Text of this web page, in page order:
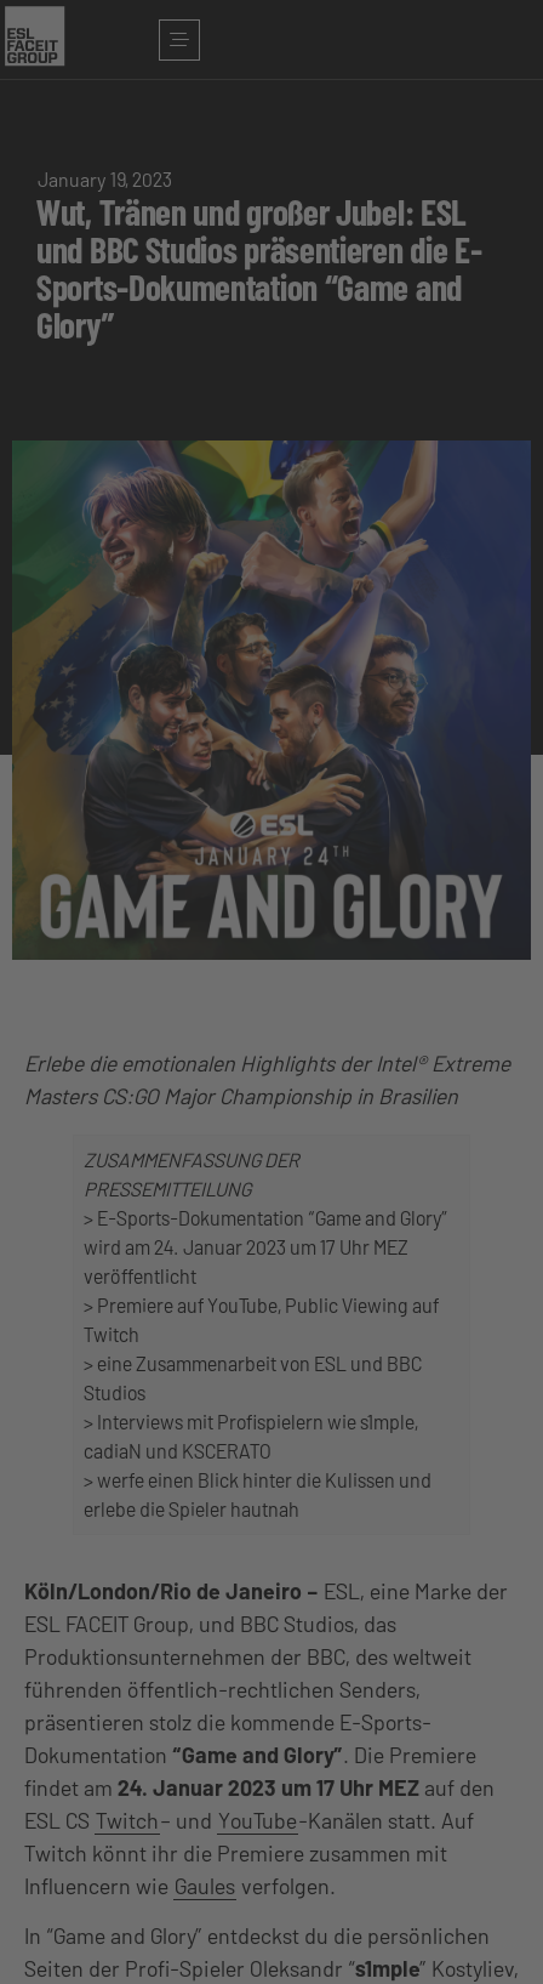
January 19, 2023
Wut, Tränen und großer Jubel: ESL
und BBC Studios präsentieren die E-
Sports-Dokumentation “Game and
Glory”
Erlebe die emotionalen Highlights der Intel® Extreme
Masters CS:GO Major Championship in Brasilien
ZUSAMMENFASSUNG DER
PRESSEMITTEILUNG
> E-Sports-Dokumentation “Game and Glory”
wird am 24. Januar 2023 um 17 Uhr MEZ
veröffentlicht
> Premiere auf YouTube, Public Viewing auf
Twitch
> eine Zusammenarbeit von ESL und BBC
Studios
> Interviews mit Profispielern wie s1mple,
cadiaN und KSCERATO
> werfe einen Blick hinter die Kulissen und
erlebe die Spieler hautnah
Köln/London/Rio de Janeiro – ESL, eine Marke der
ESL FACEIT Group, und BBC Studios, das
Produktionsunternehmen der BBC, des weltweit
führenden öffentlich-rechtlichen Senders,
präsentieren stolz die kommende E-Sports-
Dokumentation “Game and Glory”. Die Premiere
findet am 24. Januar 2023 um 17 Uhr MEZ auf den
ESL CS Twitch– und YouTube-Kanälen statt. Auf
Twitch könnt ihr die Premiere zusammen mit
Influencern wie Gaules verfolgen.
In “Game and Glory” entdeckst du die persönlichen
Seiten der Profi-Spieler Oleksandr “s1mple” Kostyliev,